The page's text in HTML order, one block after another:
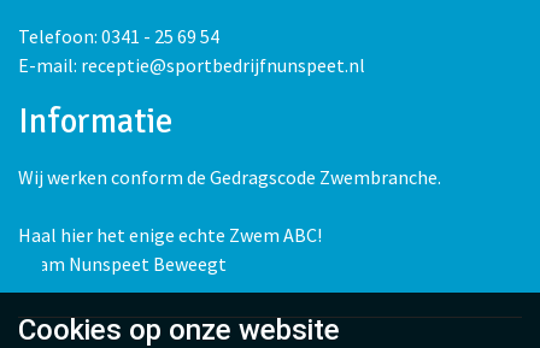
Telefoon: 0341 - 25 69 54
E-mail: receptie@sportbedrijfnunspeet.nl
Informatie
Wij werken conform de Gedragscode Zwembranche.
Haal hier het enige echte Zwem ABC!
Team Nunspeet Beweegt
Cookies op onze website